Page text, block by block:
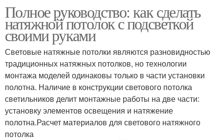
Полное руководство: как сделать
натяжной потолок с подсветкой
своими руками
Световые натяжные потолки являются разновидностью
традиционных натяжных потолков, но технологии
монтажа моделей одинаковы только в части установки
полотна. Наличие в конструкции светового потолка
светильников делит монтажные работы на две части:
установку элементов освещения и натяжение
полотна.Расчет материалов для светового натяжного
потолка